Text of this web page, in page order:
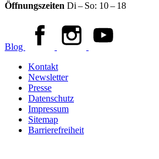
Öffnungszeiten Di – So: 10 – 18
Blog
Kontakt
Newsletter
Presse
Datenschutz
Impressum
Sitemap
Barrierefreiheit